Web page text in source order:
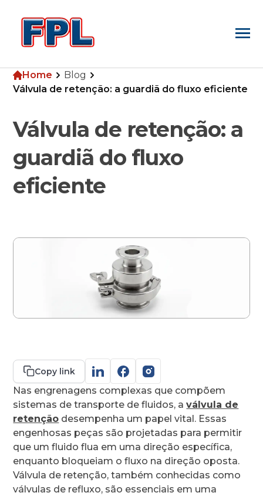
Home
Empresa
Home
Blog
Válvula de retenção: a guardiã do fluxo eficiente
Válvula de retenção: a
guardiã do fluxo
eficiente
Copy link
Nas engrenagens complexas que compõem
sistemas de transporte de fluidos, aválvula de
retenção desempenha um papel vital. Essas
engenhosas peças são projetadas para permitir
que um fluido flua em uma direção específica,
enquanto bloqueiam o fluxo na direção oposta.
Válvula de retenção, também conhecidas como
válvulas de refluxo, são essenciais em uma